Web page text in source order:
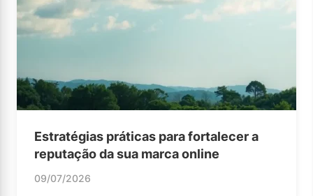
Estratégias práticas para fortalecer a
reputação da sua marca online
09/07/2026